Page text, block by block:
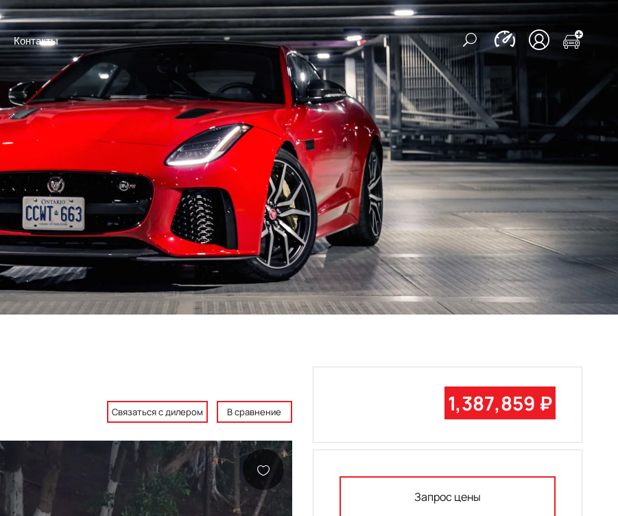
Контакты
Связаться с дилером В сравнение 1,387,859 ₽
Запрос цены